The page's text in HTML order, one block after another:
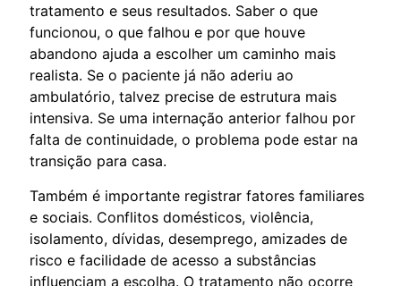
tratamento e seus resultados. Saber o que
funcionou, o que falhou e por que houve
abandono ajuda a escolher um caminho mais
realista. Se o paciente já não aderiu ao
ambulatório, talvez precise de estrutura mais
intensiva. Se uma internação anterior falhou por
falta de continuidade, o problema pode estar na
transição para casa.
Também é importante registrar fatores familiares
e sociais. Conflitos domésticos, violência,
isolamento, dívidas, desemprego, amizades de
risco e facilidade de acesso a substâncias
influenciam a escolha. O tratamento não ocorre